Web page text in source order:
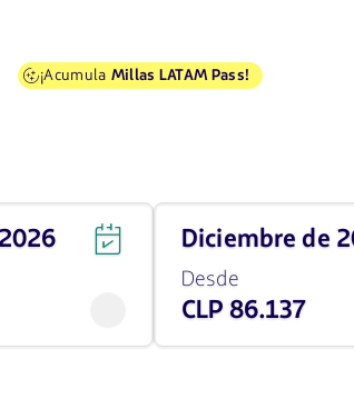
¡Acumula Millas LATAM Pass!
Viaja
en
diciembre
de
2026
86137
diciembre de
Desde
CLP 86.137